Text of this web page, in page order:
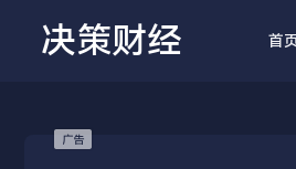
决策财经 首